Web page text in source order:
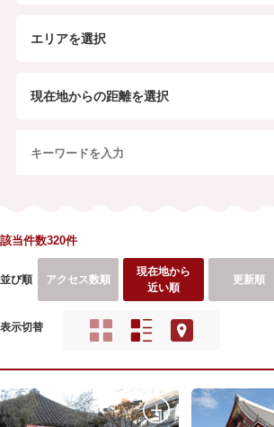
エリアを選択
現在地からの距離を選択
該当件数320件
並び順 アクセス数順
現在地から
近い順
更新順
表示切替